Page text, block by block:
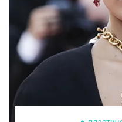
Звезды,
Большинство
проводится
некоторые
хирургу до
селебрити